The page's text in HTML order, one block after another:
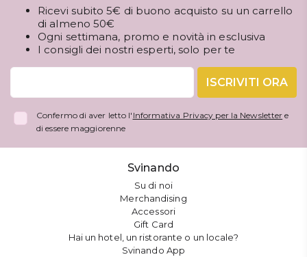
Ricevi subito 5€ di buono acquisto su un carrello
di almeno 50€
Ogni settimana, promo e novità in esclusiva
I consigli dei nostri esperti, solo per te
ISCRIVITI ORA
Confermo di aver letto l' Informativa Privacy per la Newsletter e
di essere maggiorenne
Svinando
Su di noi
Merchandising
Accessori
Gift Card
Hai un hotel, un ristorante o un locale?
Svinando App